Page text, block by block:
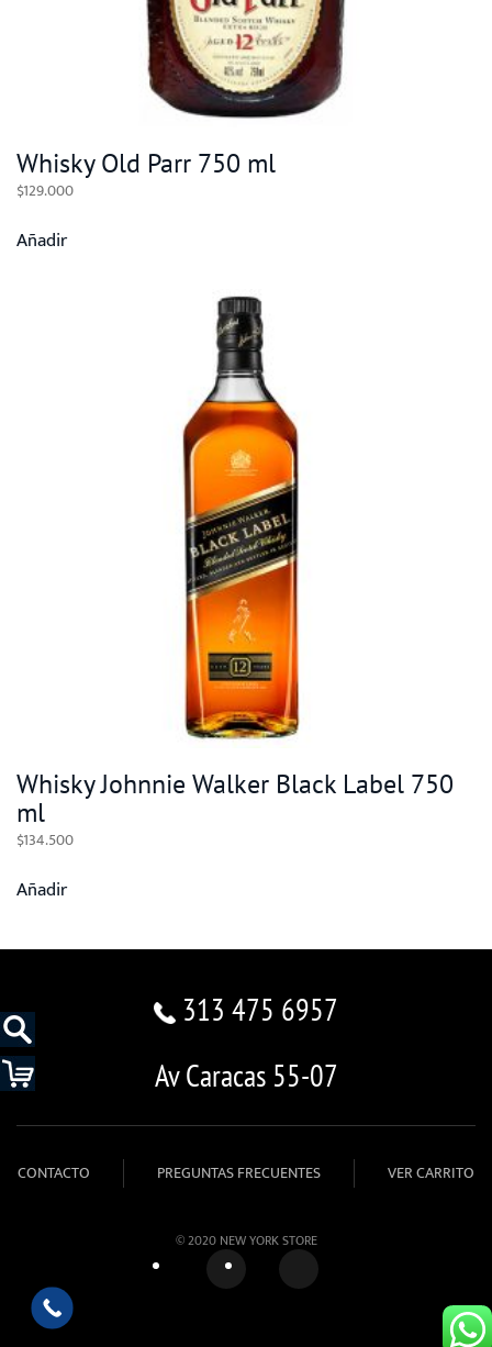
Whisky Old Parr 750 ml
$129.000
Añadir
Whisky Johnnie Walker Black Label 750
ml
$134.500
Añadir
313 475 6957
Av Caracas 55-07
CONTACTO PREGUNTAS FRECUENTES VER CARRITO
© 2020 NEW YORK STORE